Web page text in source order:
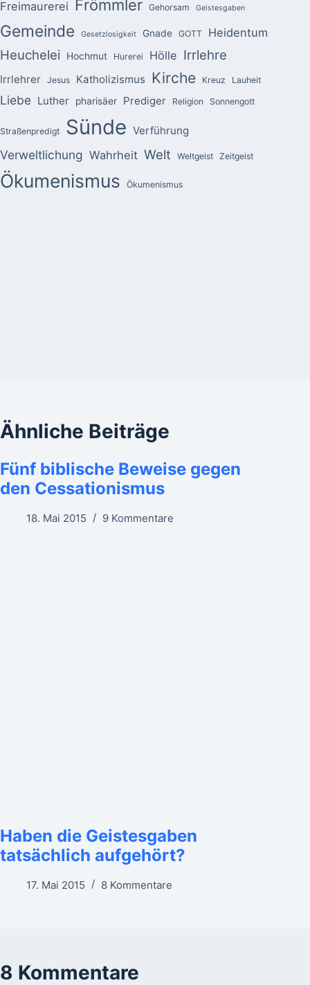
Freimaurerei Frömmler Gehorsam Geistesgaben
Gemeinde Gesetzlosigkeit Gnade GOTT Heidentum
Heuchelei Hochmut Hurerei Hölle Irrlehre
Irrlehrer Jesus Katholizismus Kirche Kreuz Lauheit
Liebe Luther pharisäer Prediger Religion Sonnengott
Straßenpredigt Sünde Verführung
Verweltlichung Wahrheit Welt Weltgeist Zeitgeist
Ökumenismus Ökumenismus
Ähnliche Beiträge
Fünf biblische Beweise gegen
den Cessationismus
18. Mai 2015 9 Kommentare
Haben die Geistesgaben
tatsächlich aufgehört?
17. Mai 2015 8 Kommentare
8 Kommentare